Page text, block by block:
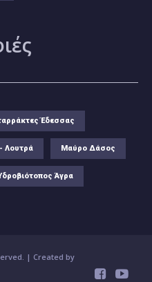
Έδεσσας
Λουτρά Μαύρο Δάσος
Άγρα
| Created by
 